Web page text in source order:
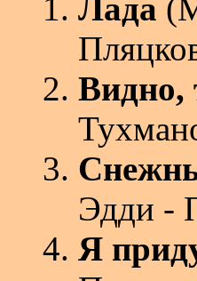
Лада
Видно,
Эдди -
Я